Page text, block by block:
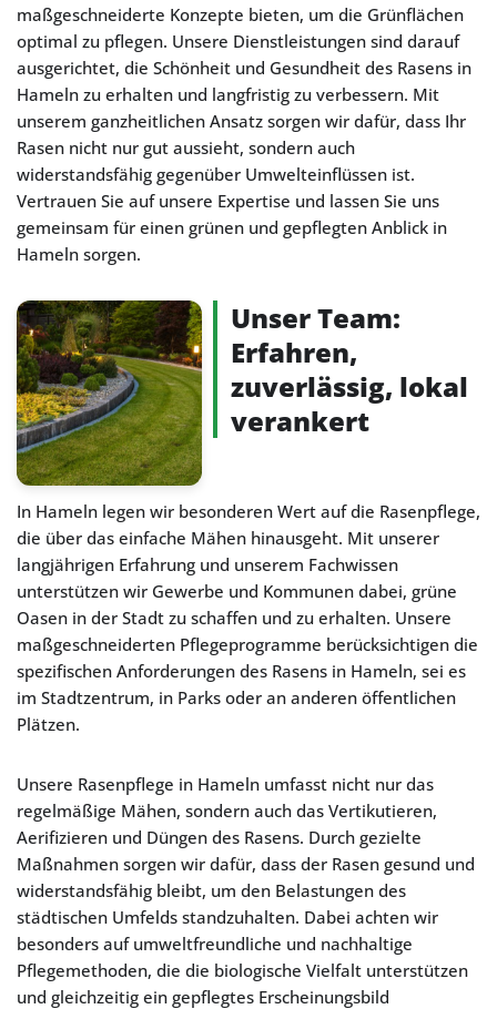
maßgeschneiderte Konzepte bieten, um die Grünflächen
optimal zu pflegen. Unsere Dienstleistungen sind darauf
ausgerichtet, die Schönheit und Gesundheit des Rasens in
Hameln zu erhalten und langfristig zu verbessern. Mit
unserem ganzheitlichen Ansatz sorgen wir dafür, dass Ihr
Rasen nicht nur gut aussieht, sondern auch
widerstandsfähig gegenüber Umwelteinflüssen ist.
Vertrauen Sie auf unsere Expertise und lassen Sie uns
gemeinsam für einen grünen und gepflegten Anblick in
Hameln sorgen.
Unser Team:
Erfahren,
zuverlässig, lokal
verankert
In Hameln legen wir besonderen Wert auf die Rasenpflege,
die über das einfache Mähen hinausgeht. Mit unserer
langjährigen Erfahrung und unserem Fachwissen
unterstützen wir Gewerbe und Kommunen dabei, grüne
Oasen in der Stadt zu schaffen und zu erhalten. Unsere
maßgeschneiderten Pflegeprogramme berücksichtigen die
spezifischen Anforderungen des Rasens in Hameln, sei es
im Stadtzentrum, in Parks oder an anderen öffentlichen
Plätzen.
Unsere Rasenpflege in Hameln umfasst nicht nur das
regelmäßige Mähen, sondern auch das Vertikutieren,
Aerifizieren und Düngen des Rasens. Durch gezielte
Maßnahmen sorgen wir dafür, dass der Rasen gesund und
widerstandsfähig bleibt, um den Belastungen des
städtischen Umfelds standzuhalten. Dabei achten wir
besonders auf umweltfreundliche und nachhaltige
Pflegemethoden, die die biologische Vielfalt unterstützen
und gleichzeitig ein gepflegtes Erscheinungsbild